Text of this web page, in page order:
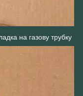
на газову трубку